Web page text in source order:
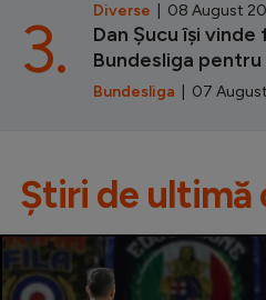
Diverse | 08 August
Dan Șucu își
Bundesliga
Bundesliga | 07
3.
Știri de ultimă